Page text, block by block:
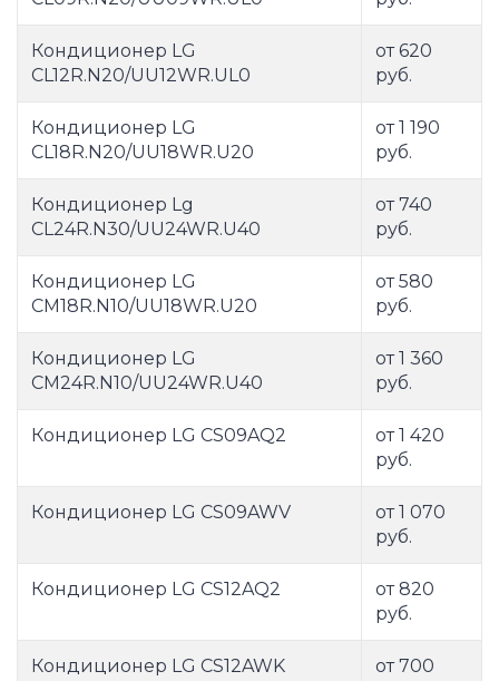
Кондиционер LG
CL12R.N20/UU12WR.UL0
от 620
руб.
Кондиционер LG
CL18R.N20/UU18WR.U20
от 1 190
руб.
Кондиционер Lg
CL24R.N30/UU24WR.U40
от 740
руб.
Кондиционер LG
CM18R.N10/UU18WR.U20
от 580
руб.
Кондиционер LG
CM24R.N10/UU24WR.U40
от 1 360
руб.
Кондиционер LG CS09AQ2
от 1 420
руб.
Кондиционер LG CS09AWV
от 1 070
руб.
Кондиционер LG CS12AQ2
от 820
руб.
Кондиционер LG CS12AWK
от 700